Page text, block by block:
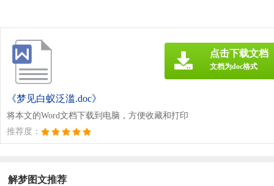
《梦见白蚁泛滥.doc》
将本文的Word文档下载到电脑，方便收藏和打印
推荐度：
点击下载文档
文档为doc格式
解梦图文推荐